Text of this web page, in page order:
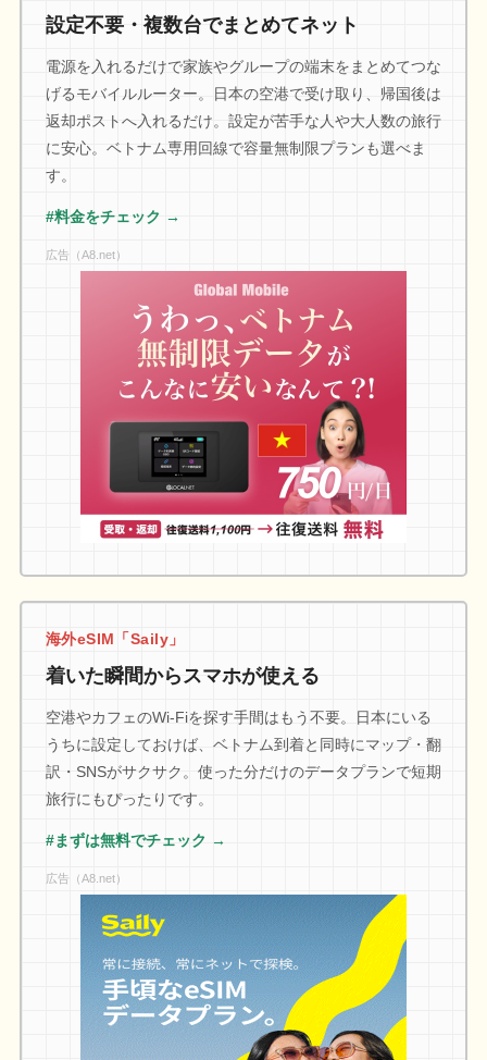
設定不要・複数台でまとめてネット
電源を入れるだけで家族やグループの端末をまとめてつな
げるモバイルルーター。日本の空港で受け取り、帰国後は
返却ポストへ入れるだけ。設定が苦手な人や大人数の旅行
に安心。ベトナム専用回線で容量無制限プランも選べま
す。
#料金をチェック →
広告（A8.net）
海外eSIM「Saily」
着いた瞬間からスマホが使える
空港やカフェのWi-Fiを探す手間はもう不要。日本にいる
うちに設定しておけば、ベトナム到着と同時にマップ・翻
訳・SNSがサクサク。使った分だけのデータプランで短期
旅行にもぴったりです。
#まずは無料でチェック →
広告（A8.net）